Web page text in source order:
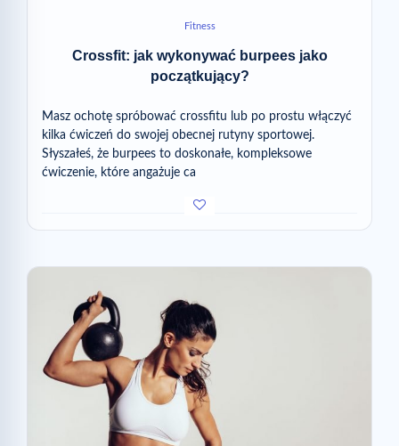
Fitness
Crossfit: jak wykonywać burpees jako
początkujący?
Masz ochotę spróbować crossfitu lub po prostu włączyć
kilka ćwiczeń do swojej obecnej rutyny sportowej.
Słyszałeś, że burpees to doskonałe, kompleksowe
ćwiczenie, które angażuje ca